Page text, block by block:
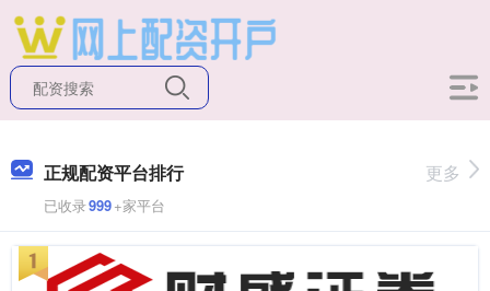
正规配资平台排行
已收录999+家平台
更多